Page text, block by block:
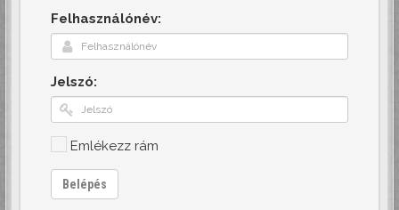
Felhasználónév:
Jelszó:
Emlékezz rám
Belépés